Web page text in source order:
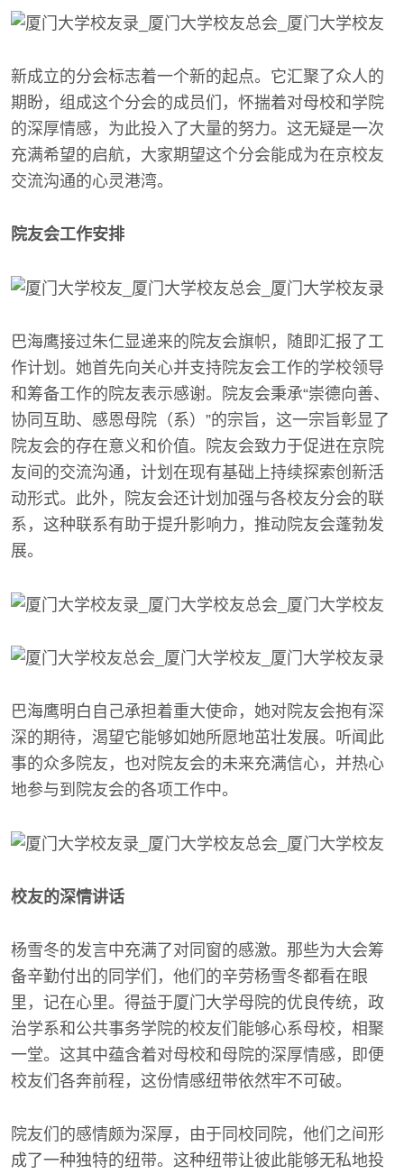
新成立的分会标志着一个新的起点。它汇聚了众人的
期盼，组成这个分会的成员们，怀揣着对母校和学院
的深厚情感，为此投入了大量的努力。这无疑是一次
充满希望的启航，大家期望这个分会能成为在京校友
交流沟通的心灵港湾。
院友会工作安排
巴海鹰接过朱仁显递来的院友会旗帜，随即汇报了工
作计划。她首先向关心并支持院友会工作的学校领导
和筹备工作的院友表示感谢。院友会秉承“崇德向善、
协同互助、感恩母院（系）”的宗旨，这一宗旨彰显了
院友会的存在意义和价值。院友会致力于促进在京院
友间的交流沟通，计划在现有基础上持续探索创新活
动形式。此外，院友会还计划加强与各校友分会的联
系，这种联系有助于提升影响力，推动院友会蓬勃发
展。
巴海鹰明白自己承担着重大使命，她对院友会抱有深
深的期待，渴望它能够如她所愿地茁壮发展。听闻此
事的众多院友，也对院友会的未来充满信心，并热心
地参与到院友会的各项工作中。
校友的深情讲话
杨雪冬的发言中充满了对同窗的感激。那些为大会筹
备辛勤付出的同学们，他们的辛劳杨雪冬都看在眼
里，记在心里。得益于厦门大学母院的优良传统，政
治学系和公共事务学院的校友们能够心系母校，相聚
一堂。这其中蕴含着对母校和母院的深厚情感，即便
校友们各奔前程，这份情感纽带依然牢不可破。
院友们的感情颇为深厚，由于同校同院，他们之间形
成了一种独特的纽带。这种纽带让彼此能够无私地投